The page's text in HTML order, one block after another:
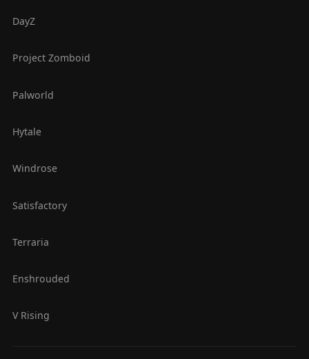
DayZ
Project Zomboid
Palworld
Hytale
Windrose
Satisfactory
Terraria
Enshrouded
V Rising